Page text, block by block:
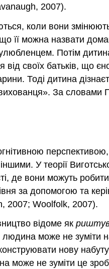
2007).
коли вони
що її можна назвати
Потім
від своїх батьків, що
Тоді дитина
За
перспективою,
У теорії
де вони можуть робити
за допомогою та
2007; Woolfolk, 2007).
відоме як
може не зуміти
нову
може не зуміти це